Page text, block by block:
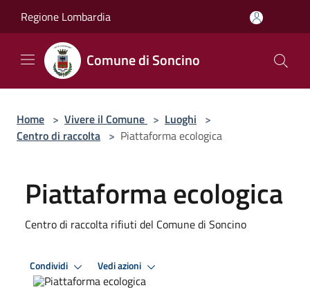
Regione Lombardia
Comune di Soncino
Home > Vivere il Comune > Luoghi >
Centro di raccolta > Piattaforma ecologica
Piattaforma ecologica
Centro di raccolta rifiuti del Comune di Soncino
Condividi Vedi azioni